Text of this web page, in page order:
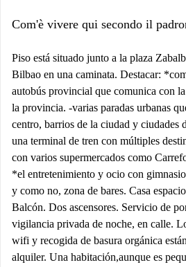
Com'è vivere qui secondo il
Piso está situado junto a la plaza
Bilbao en una caminata. Destacar:
autobús provincial que comunica con
la provincia. -varias paradas urbanas
centro, barrios de la ciudad y ciudades
una terminal de tren con múltiples
con varios supermercados como
*el entretenimiento y ocio con
y como no, zona de bares. Casa
Balcón. Dos ascensores. Servicio de
vigilancia privada de noche, en calle.
wifi y recogida de basura orgánica
alquiler. Una habitación,aunque es